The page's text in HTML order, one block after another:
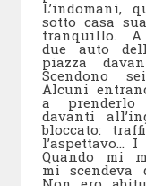
L’indomani,
sotto casa
tranquillo.
due auto
piazza
Scendono
Alcuni
a
davanti
bloccato:
l’aspettavo…
Quando mi
mi